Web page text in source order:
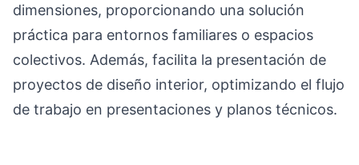
dimensiones, proporcionando una solución
práctica para entornos familiares o espacios
colectivos. Además, facilita la presentación de
proyectos de diseño interior, optimizando el flujo
de trabajo en presentaciones y planos técnicos.